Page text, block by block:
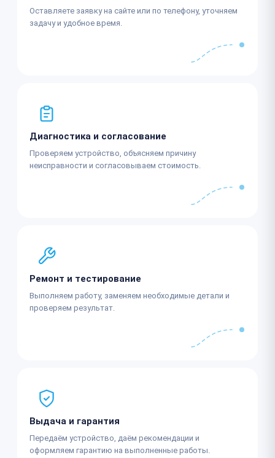
Оставляете заявку на сайте или по телефону, уточняем
задачу и удобное время.
Диагностика и согласование
Проверяем устройство, объясняем причину
неисправности и согласовываем стоимость.
Ремонт и тестирование
Выполняем работу, заменяем необходимые детали и
проверяем результат.
Выдача и гарантия
Передаём устройство, даём рекомендации и
оформляем гарантию на выполненные работы.